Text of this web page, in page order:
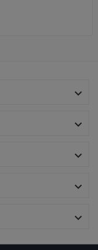




